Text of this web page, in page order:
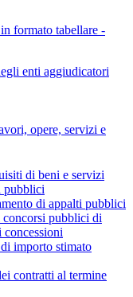
formato tabellare -
enti aggiudicatori
opere, servizi e
di beni e servizi
pubblici
di appalti pubblici
pubblici di
importo stimato
contratti al termine